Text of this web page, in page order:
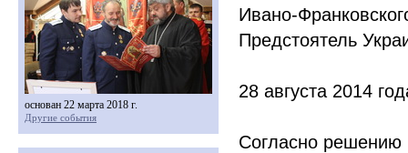
Ивано-
Предстоятель
28 августа 2014
Согласно
основан 22 марта 2018 г.
Другие события